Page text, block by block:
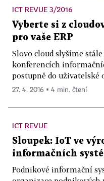
ICT REVUE 3/2016
Vyberte si z
pro vaše ERP
Slovo cloud slyšíme
konferencích
postupně do uživatelské
27. 4. 2016 ▪ 4 min. čtení
ICT REVUE
Sloupek: IoT ve
informačních
Podnikové informační